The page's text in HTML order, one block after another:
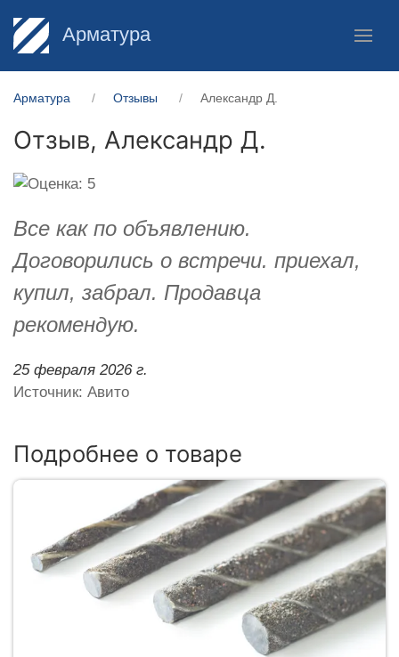
Арматура
Арматура Отзывы Александр Д.
Отзыв, Александр Д.
Все как по объявлению.
Договорились о встречи. приехал,
купил, забрал. Продавца
рекомендую.
25 февраля 2026 г.
Источник: Авито
Подробнее о товаре